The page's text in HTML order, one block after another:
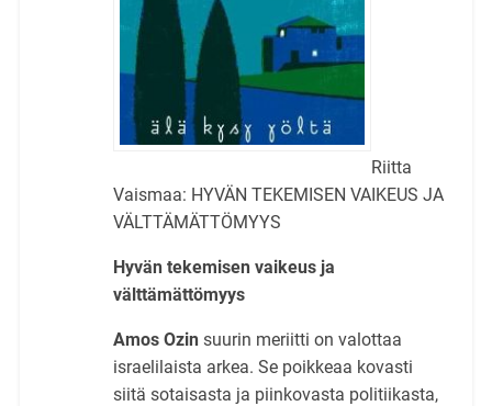
Riitta
Vaismaa: HYVÄN TEKEMISEN VAIKEUS JA
VÄLTTÄMÄTTÖMYYS
Hyvän tekemisen vaikeus ja
välttämättömyys
Amos Ozinsuurin meriitti on valottaa
israelilaista arkea. Se poikkeaa kovasti
siitä sotaisasta ja piinkovasta politiikasta,